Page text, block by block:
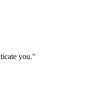
you."